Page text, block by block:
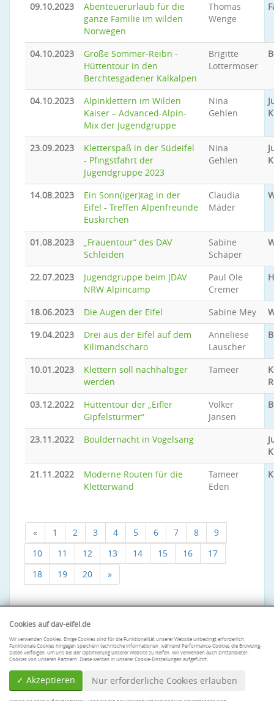
09.10.2023
Abenteuerurlaub für die
ganze Familie im wilden
Norwegen
Thomas
Wenge
04.10.2023
Große Sommer-Reibn -
Hüttentour in den
Berchtesgadener Kalkalpen
Brigitte
Lottermoser
04.10.2023
Alpinklettern im Wilden
Kaiser – Advanced-Alpin-
Mix der Jugendgruppe
Nina
Gehlen
23.09.2023
Kletterspaß in der Südeifel
- Pfingstfahrt der
Jugendgruppe 2023
Nina
Gehlen
14.08.2023
Ein Sonn(iger)tag in der
Eifel - Treffen Alpenfreunde
Euskirchen
Claudia
Mäder
01.08.2023
„Frauentour“ des DAV
Schleiden
Sabine
Schäper
22.07.2023
Jugendgruppe beim JDAV
NRW Alpincamp
Paul Ole
Cremer
18.06.2023 Die Augen der Eifel Sabine Mey
19.04.2023
Drei aus der Eifel auf dem
Kilimandscharo
Anneliese
Lauscher
10.01.2023
Klettern soll nachhaltiger
werden
Tameer
03.12.2022
Hüttentour der „Eifler
Gipfelstürmer“
Volker
Jansen
23.11.2022 Bouldernacht in Vogelsang
21.11.2022
Moderne Routen für die
Kletterwand
Tameer
Eden
« 1 2 3 4 5 6 7 8
9
10
11 12 13 14 15 16
17
18
19 20 »
Cookies auf dav-eifel.de
Wir verwenden Cookies. Einige Cookies sind für die Funktionalität unserer Website unbedingt erforderlich.
Funktionale Cookies hingegen speichern technische Informationen, während Performance-Cookies die Browsing-
Daten verfolgen, um uns bei der Optimierung unserer Website zu helfen. Wir verwenden auch Drittanbieter-
Cookies von unseren Partnern. Diese werden in unserer Cookie-Einstellungen aufgeführt.
✓ Akzeptieren Nur erforderliche Cookies erlauben